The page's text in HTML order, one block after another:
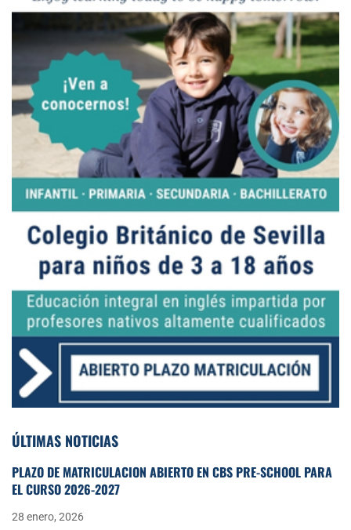
ÚLTIMAS NOTICIAS
PLAZO DE MATRICULACIÓN ABIERTO EN CBS PRE-SCHOOL PARA
EL CURSO 2026-2027
28 enero, 2026